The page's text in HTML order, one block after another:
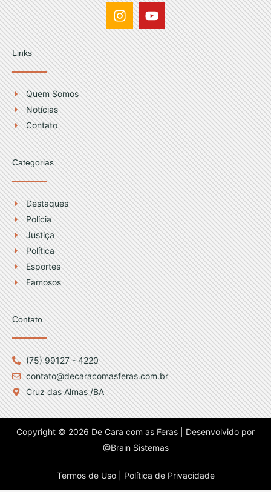
I
n
s
t
a
g
r
a
m
Y
o
u
t
u
b
e
Links
Quem Somos
Notícias
Contato
Categorias
Destaques
Polícia
Justiça
Política
Esportes
Famosos
Contato
(75) 99127 - 4220
contato@decaracomasferas.com.br
Cruz das Almas /BA
Copyright © 2026 De Cara com as Feras | Desenvolvido por
@Brain Sistemas
Termos de Uso | Política de Privacidade